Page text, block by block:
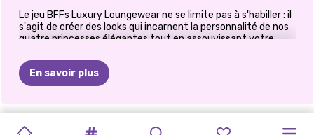
Le jeu BFFs Luxury Loungewear ne se limite pas à s'habiller : il
s'agit de créer des looks qui incarnent la personnalité de nos
quatre princesses élégantes tout en assouvissant votre
tenues et à fusionner des styles allant du chic athlétique à
l'élégance de la soie. Ce jeu est un hommage aux soirées
pyjama du monde entier, les amenant à un nouveau niveau
plongeons-nous !
Tout d'abord, faisons connaissance avec Riri, la célébrité
En savoir plus
TENDANCES
GLAMOUR FRAISE
FASHIONISTAS: RETOUR FASHIONISTAS